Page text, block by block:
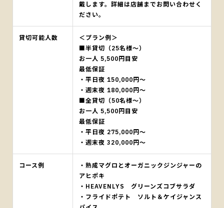
戴します。詳細は店舗までお問い合わせく
ださい。
貸切可能人数
＜プラン例＞
■半貸切（25名様～）
お一人 5,500円目安
最低保証
・平日夜 150,000円～
・週末夜 180,000円～
■全貸切（50名様～）
お一人 5,500円目安
最低保証
・平日夜 275,000円～
・週末夜 320,000円～
コース例
・熟成マグロとオーガニックジンジャーの
アヒポキ
・HEAVENLYS グリーンズコブサラダ
・フライドポテト ソルト＆ケイジャンス